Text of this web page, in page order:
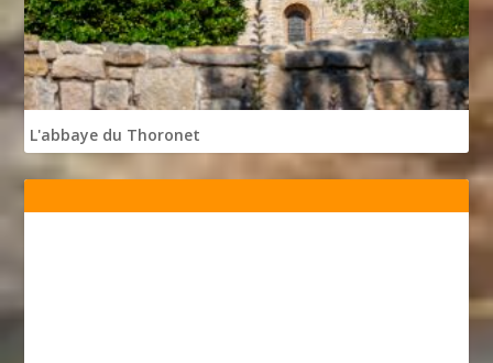
L'abbaye du Thoronet